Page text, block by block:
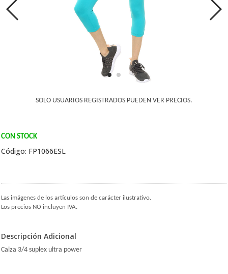
SOLO USUARIOS REGISTRADOS PUEDEN VER PRECIOS.
CON STOCK
Código: FP1066ESL
Las imágenes de los artículos son de carácter ilustrativo.
Los precios NO incluyen IVA.
Descripción Adicional
Calza 3/4 suplex ultra power